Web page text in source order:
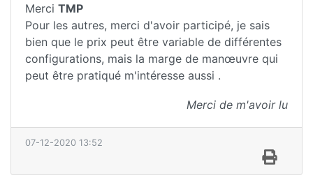
Merci TMP
Pour les autres, merci d'avoir participé, je sais
bien que le prix peut être variable de différentes
configurations, mais la marge de manœuvre qui
peut être pratiqué m'intéresse aussi .
Merci de m'avoir lu
07-12-2020 13:52